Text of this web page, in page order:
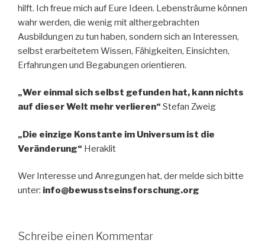
hilft. Ich freue mich auf Eure Ideen. Lebensträume können
wahr werden, die wenig mit althergebrachten
Ausbildungen zu tun haben, sondern sich an Interessen,
selbst erarbeitetem Wissen, Fähigkeiten, Einsichten,
Erfahrungen und Begabungen orientieren.
„Wer einmal sich selbst gefunden hat, kann nichts
auf dieser Welt mehr verlieren“ Stefan Zweig
„Die einzige Konstante im Universum ist die
Veränderung“ Heraklit
Wer Interesse und Anregungen hat, der melde sich bitte
unter: info@bewusstseinsforschung.org
Schreibe einen Kommentar